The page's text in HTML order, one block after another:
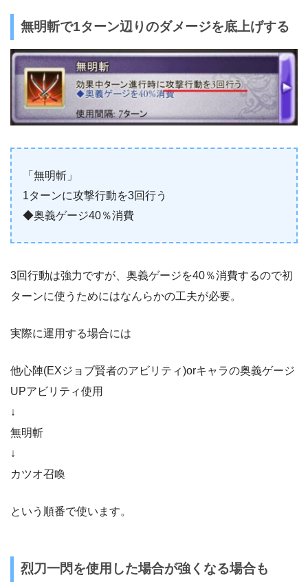
無明斬で1ターン辺りのダメージを底上げする
「無明斬」
1ターンに攻撃行動を3回行う
◆奥義ゲージ40％消費
3回行動は強力ですが、奥義ゲージを40％消費するので初
ターンに使うためにはなんらかの工夫が必要。
実際に運用する場合には
他心陣(EXジョブ賢者のアビリティ)orキャラの奥義ゲージ
UPアビリティ使用
↓
無明斬
↓
カツオ召喚
という順番で使います。
烈刀一閃を使用した場合が強くなる場合も